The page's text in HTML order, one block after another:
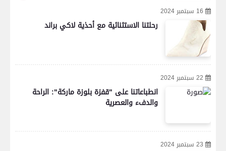
16 سبتمبر 2024
رحلتنا الاستثنائية مع أحذية لاكي براند
22 سبتمبر 2024
انطباعاتنا على "قفزة بلوزة ماركة": الراحة
والدفء والعصرية
23 سبتمبر 2024